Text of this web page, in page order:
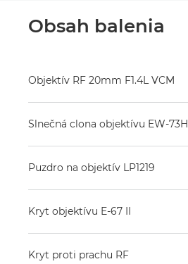
Obsah balenia
Objektív RF 20mm F1.4L VCM
Slnečná clona objektívu EW-73H
Puzdro na objektív LP1219
Kryt objektívu E-67 II
Kryt proti prachu RF